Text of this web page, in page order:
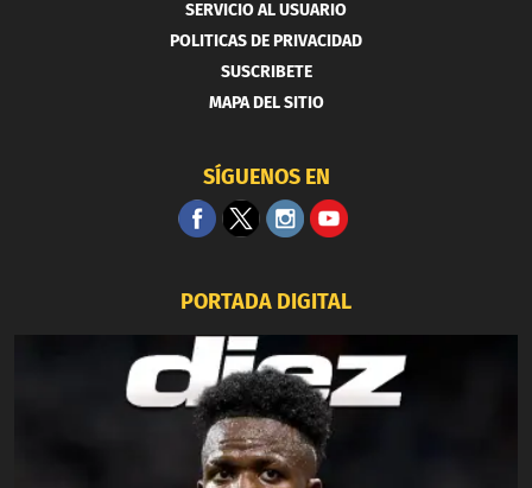
SERVICIO AL USUARIO
POLITICAS DE PRIVACIDAD
SUSCRIBETE
MAPA DEL SITIO
SÍGUENOS EN
PORTADA DIGITAL